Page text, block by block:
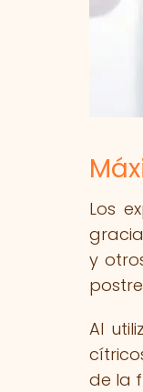
Los
y
Al
de la